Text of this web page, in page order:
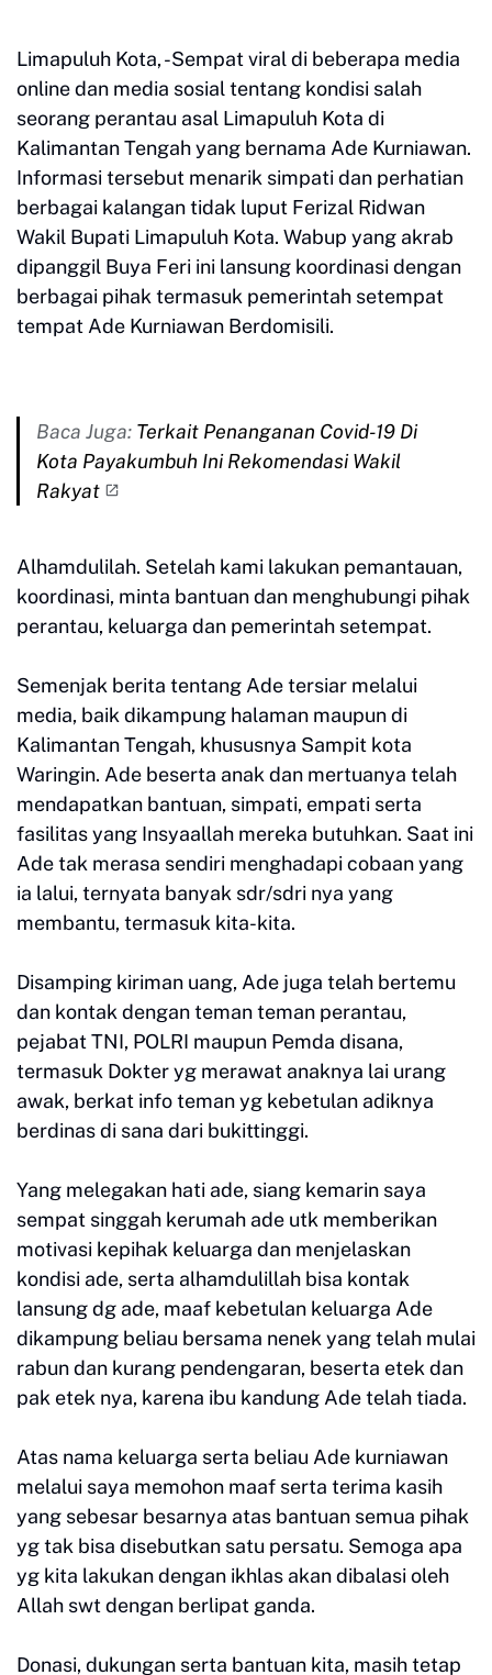
Limapuluh Kota, -Sempat viral di beberapa media
online dan media sosial tentang kondisi salah
seorang perantau asal Limapuluh Kota di
Kalimantan Tengah yang bernama Ade Kurniawan.
Informasi tersebut menarik simpati dan perhatian
berbagai kalangan tidak luput Ferizal Ridwan
Wakil Bupati Limapuluh Kota. Wabup yang akrab
dipanggil Buya Feri ini lansung koordinasi dengan
berbagai pihak termasuk pemerintah setempat
tempat Ade Kurniawan Berdomisili.
Baca Juga: Terkait Penanganan Covid-19 Di
Kota Payakumbuh Ini Rekomendasi Wakil
Rakyat
Alhamdulilah. Setelah kami lakukan pemantauan,
koordinasi, minta bantuan dan menghubungi pihak
perantau, keluarga dan pemerintah setempat.
Semenjak berita tentang Ade tersiar melalui
media, baik dikampung halaman maupun di
Kalimantan Tengah, khususnya Sampit kota
Waringin. Ade beserta anak dan mertuanya telah
mendapatkan bantuan, simpati, empati serta
fasilitas yang Insyaallah mereka butuhkan. Saat ini
Ade tak merasa sendiri menghadapi cobaan yang
ia lalui, ternyata banyak sdr/sdri nya yang
membantu, termasuk kita-kita.
Disamping kiriman uang, Ade juga telah bertemu
dan kontak dengan teman teman perantau,
pejabat TNI, POLRI maupun Pemda disana,
termasuk Dokter yg merawat anaknya lai urang
awak, berkat info teman yg kebetulan adiknya
berdinas di sana dari bukittinggi.
Yang melegakan hati ade, siang kemarin saya
sempat singgah kerumah ade utk memberikan
motivasi kepihak keluarga dan menjelaskan
kondisi ade, serta alhamdulillah bisa kontak
lansung dg ade, maaf kebetulan keluarga Ade
dikampung beliau bersama nenek yang telah mulai
rabun dan kurang pendengaran, beserta etek dan
pak etek nya, karena ibu kandung Ade telah tiada.
Atas nama keluarga serta beliau Ade kurniawan
melalui saya memohon maaf serta terima kasih
yang sebesar besarnya atas bantuan semua pihak
yg tak bisa disebutkan satu persatu. Semoga apa
yg kita lakukan dengan ikhlas akan dibalasi oleh
Allah swt dengan berlipat ganda.
Donasi, dukungan serta bantuan kita, masih tetap